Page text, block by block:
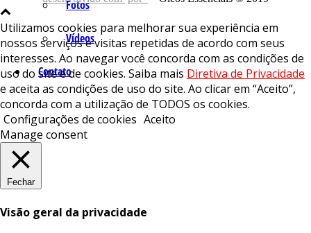
Fotos
Vídeos
Contato
Utilizamos cookies para melhorar sua experiência em
nossos serviços e visitas repetidas de acordo com seus
interesses. Ao navegar você concorda com as condições de
uso do site e de cookies. Saiba mais Diretiva de Privacidade
e aceita as condições de uso do site. Ao clicar em “Aceito”,
concorda com a utilização de TODOS os cookies.
Configurações de cookies Aceito
Manage consent
Fechar
Visão geral da privacidade